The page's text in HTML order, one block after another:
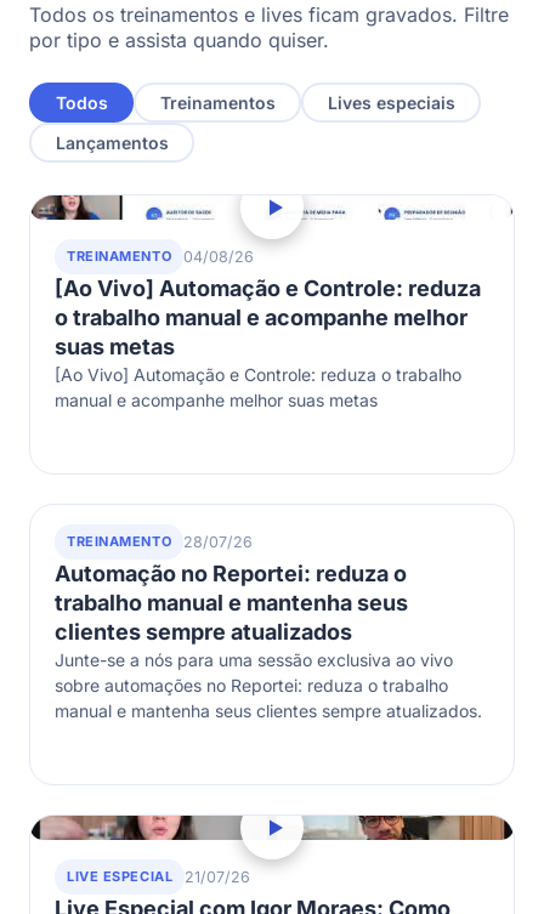
Todos os treinamentos e lives ficam gravados. Filtre
por tipo e assista quando quiser.
Todos Treinamentos
Lives especiais
Lançamentos
TREINAMENTO 04/08/26
[Ao Vivo] Automação e Controle: reduza
o trabalho manual e acompanhe melhor
suas metas
[Ao Vivo] Automação e Controle: reduza o trabalho
manual e acompanhe melhor suas metas
TREINAMENTO 28/07/26
Automação no Reportei: reduza o
trabalho manual e mantenha seus
clientes sempre atualizados
Junte-se a nós para uma sessão exclusiva ao vivo
sobre automações no Reportei: reduza o trabalho
manual e mantenha seus clientes sempre atualizados.
LIVE ESPECIAL 21/07/26
Live Especial com Igor Moraes: Como